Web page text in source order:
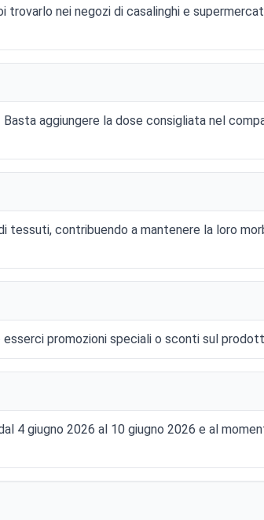
nei negozi di casalinghi e
aggiungere la dose consigliata nel
contribuendo a mantenere la loro
promozioni speciali o sconti sul
4 giugno 2026 al 10 giugno 2026 e al